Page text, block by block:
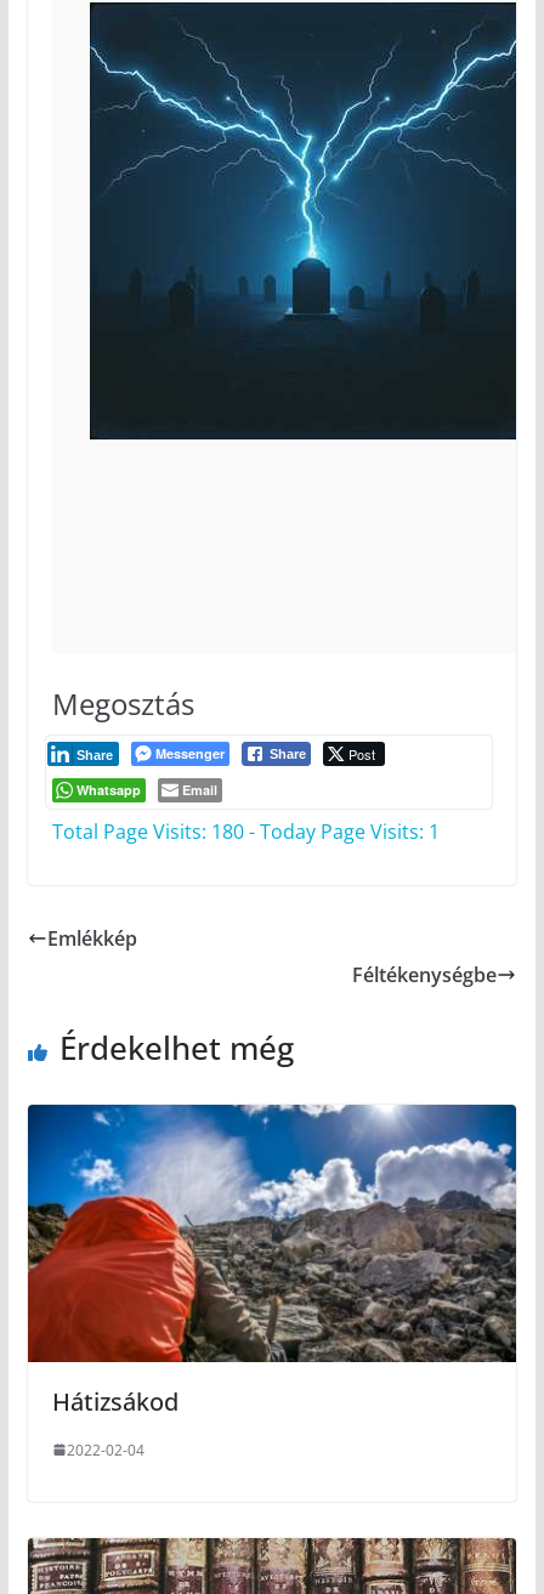
Megosztás
Messenger Share Post
Share
Whatsapp Email
Total Page Visits: 180 - Today Page Visits: 1
Emlékkép
Féltékenységbe
Érdekelhet még
Hátizsákod
2022-02-04